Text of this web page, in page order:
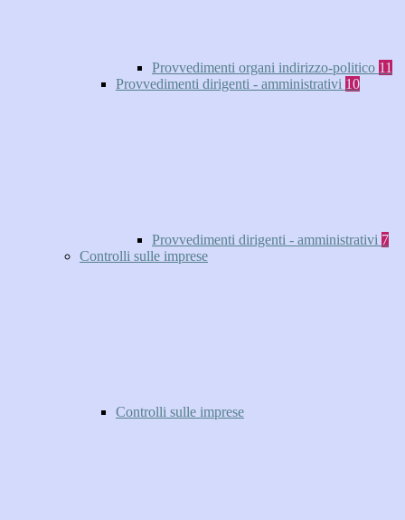
Provvedimenti organi indirizzo-politico 11
Provvedimenti dirigenti - amministrativi 10
Provvedimenti dirigenti - amministrativi 7
Controlli sulle imprese
Controlli sulle imprese